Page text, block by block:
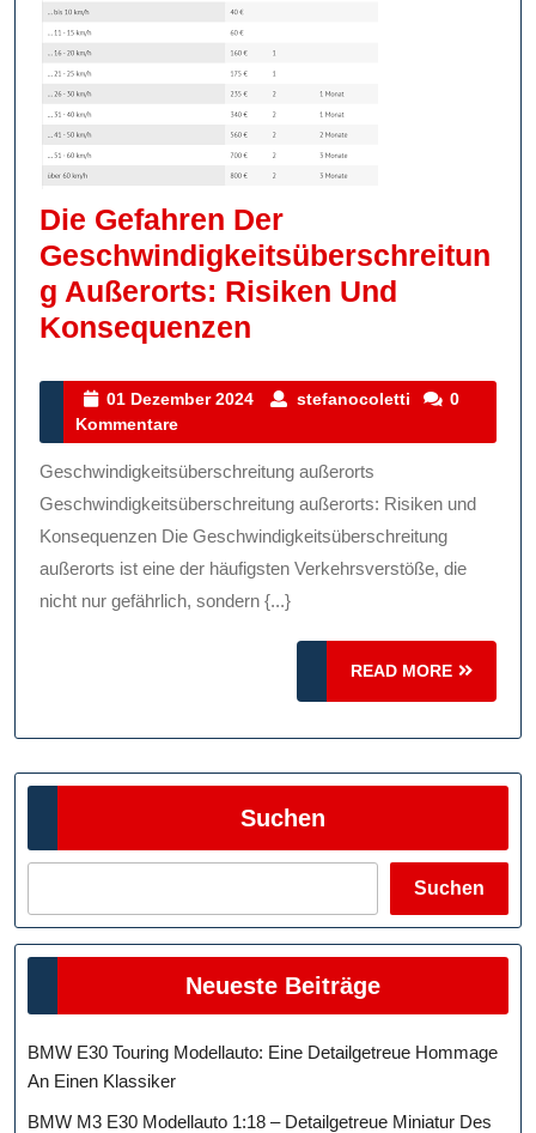
Die Gefahren Der
Geschwindigkeitsüberschreitun
G Außerorts: Risiken Und
Konsequenzen
Der
Außerorts:
Risiken
Und
Konsequenzen
01 Dezember 2024
01
2024
stefanocoletti stefanocoletti
0
Kommentare
Geschwindigkeitsüberschreitung außerorts
Geschwindigkeitsüberschreitung außerorts: Risiken und
Konsequenzen Die Geschwindigkeitsüberschreitung
außerorts ist eine der häufigsten Verkehrsverstöße, die
nicht nur gefährlich, sondern {...}
READ MORE
READ
MORE
Suchen
Suchen
Neueste Beiträge
BMW E30 Touring Modellauto: Eine Detailgetreue Hommage
An Einen Klassiker
BMW M3 E30 Modellauto 1:18 – Detailgetreue Miniatur Des